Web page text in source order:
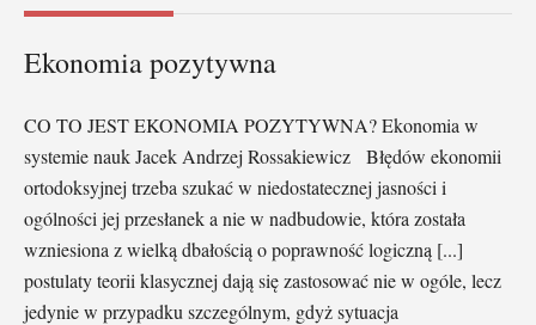
Ekonomia pozytywna
CO TO JEST EKONOMIA POZYTYWNA? Ekonomia w
systemie nauk Jacek Andrzej Rossakiewicz Błędów ekonomii
ortodoksyjnej trzeba szukać w niedostatecznej jasności i
ogólności jej przesłanek a nie w nadbudowie, która została
wzniesiona z wielką dbałością o poprawność logiczną [...]
postulaty teorii klasycznej dają się zastosować nie w ogóle, lecz
jedynie w przypadku szczególnym, gdyż sytuacja